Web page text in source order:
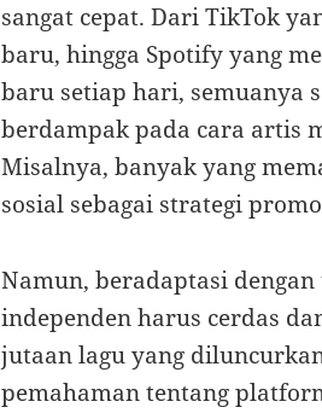
sangat cepat. Dari TikTok
baru, hingga Spotify yang
baru setiap hari, semuanya
berdampak pada cara artis
Misalnya, banyak yang
sosial sebagai strategi
Namun, beradaptasi
independen harus cerdas
jutaan lagu yang
pemahaman tentang